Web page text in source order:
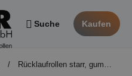
Suche Kaufen